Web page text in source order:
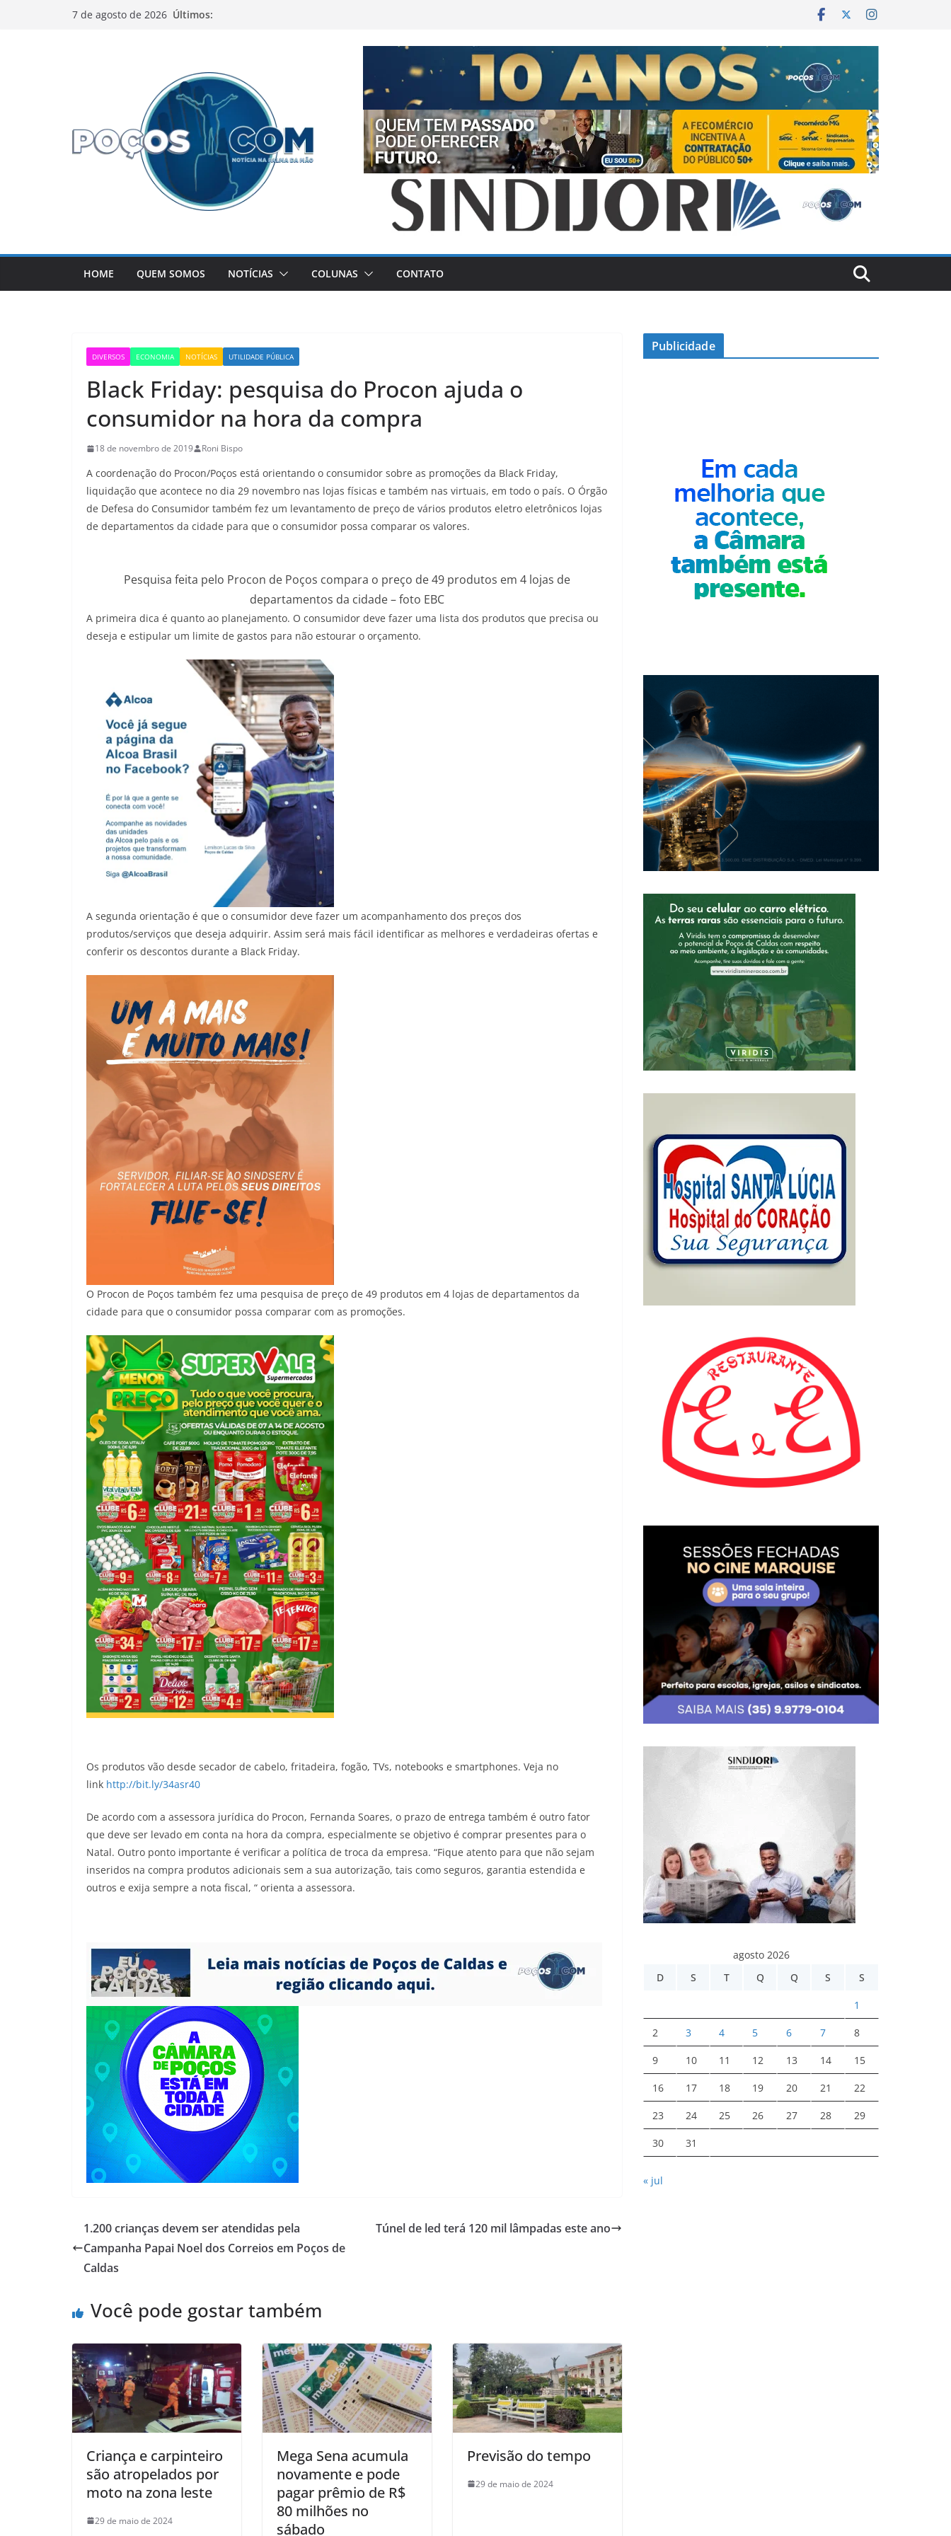
7 de agosto de 2026 Últimos:
HOME QUEM SOMOS NOTÍCIAS COLUNAS CONTATO
DIVERSOS ECONOMIA NOTÍCIAS UTILIDADE PÚBLICA
Black Friday: pesquisa do Procon ajuda o
consumidor na hora da compra
18 de novembro de 2019 Roni Bispo
A coordenação do Procon/Poços está orientando o consumidor sobre as promoções da Black Friday,
liquidação que acontece no dia 29 novembro nas lojas físicas e também nas virtuais, em todo o país. O Órgão
de Defesa do Consumidor também fez um levantamento de preço de vários produtos eletro eletrônicos lojas
de departamentos da cidade para que o consumidor possa comparar os valores.
Pesquisa feita pelo Procon de Poços compara o preço de 49 produtos em 4 lojas de
departamentos da cidade – foto EBC
A primeira dica é quanto ao planejamento. O consumidor deve fazer uma lista dos produtos que precisa ou
deseja e estipular um limite de gastos para não estourar o orçamento.
A segunda orientação é que o consumidor deve fazer um acompanhamento dos preços dos
produtos/serviços que deseja adquirir. Assim será mais fácil identificar as melhores e verdadeiras ofertas e
conferir os descontos durante a Black Friday.
O Procon de Poços também fez uma pesquisa de preço de 49 produtos em 4 lojas de departamentos da
cidade para que o consumidor possa comparar com as promoções.
Os produtos vão desde secador de cabelo, fritadeira, fogão, TVs, notebooks e smartphones. Veja no
link http://bit.ly/34asr40
De acordo com a assessora jurídica do Procon, Fernanda Soares, o prazo de entrega também é outro fator
que deve ser levado em conta na hora da compra, especialmente se objetivo é comprar presentes para o
Natal. Outro ponto importante é verificar a política de troca da empresa. “Fique atento para que não sejam
inseridos na compra produtos adicionais sem a sua autorização, tais como seguros, garantia estendida e
outros e exija sempre a nota fiscal, “ orienta a assessora.
1.200 crianças devem ser atendidas pela
Campanha Papai Noel dos Correios em Poços de
Caldas
Túnel de led terá 120 mil lâmpadas este ano
Você pode gostar também
Criança e carpinteiro
são atropelados por
moto na zona leste
29 de maio de 2024
Mega Sena acumula
novamente e pode
pagar prêmio de R$
80 milhões no
sábado
Previsão do tempo
29 de maio de 2024
Publicidade
agosto 2026
D
S T Q Q S S
1
2 3 4 5 6 7 8
9 10 11 12 13 14 15
16 17 18 19 20 21 22
23 24 25 26 27 28 29
30 31
« jul